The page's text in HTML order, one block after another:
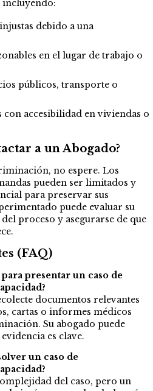
incluyendo:
debido a una
en el lugar de trabajo o
públicos, transporte o
accesibilidad en viviendas o
a un Abogado?
no espere. Los
pueden ser limitados y
para preservar sus
puede evaluar su
proceso y asegurarse de que
(FAQ)
presentar un caso de
documentos relevantes
cartas o informes médicos
Su abogado puede
es clave.
un caso de
del caso, pero un